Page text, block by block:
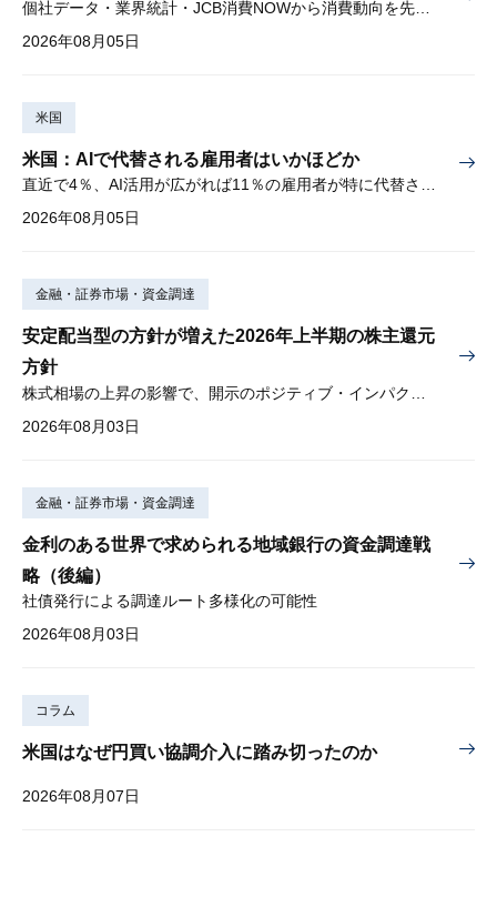
2026年08月05日
米国
米国：AIで代替される雇用者はいかほどか
直近で4％、AI活用が広がれば11％の雇用者が特に代替されやすい
2026年08月05日
金融・証券市場・資金調達
安定配当型の方針が増えた2026年上半期の株主還元
方針
2026年08月03日
金融・証券市場・資金調達
金利のある世界で求められる地域銀行の資金調達戦
略（後編）
社債発行による調達ルート多様化の可能性
2026年08月03日
コラム
米国はなぜ円買い協調介入に踏み切ったのか
2026年08月07日